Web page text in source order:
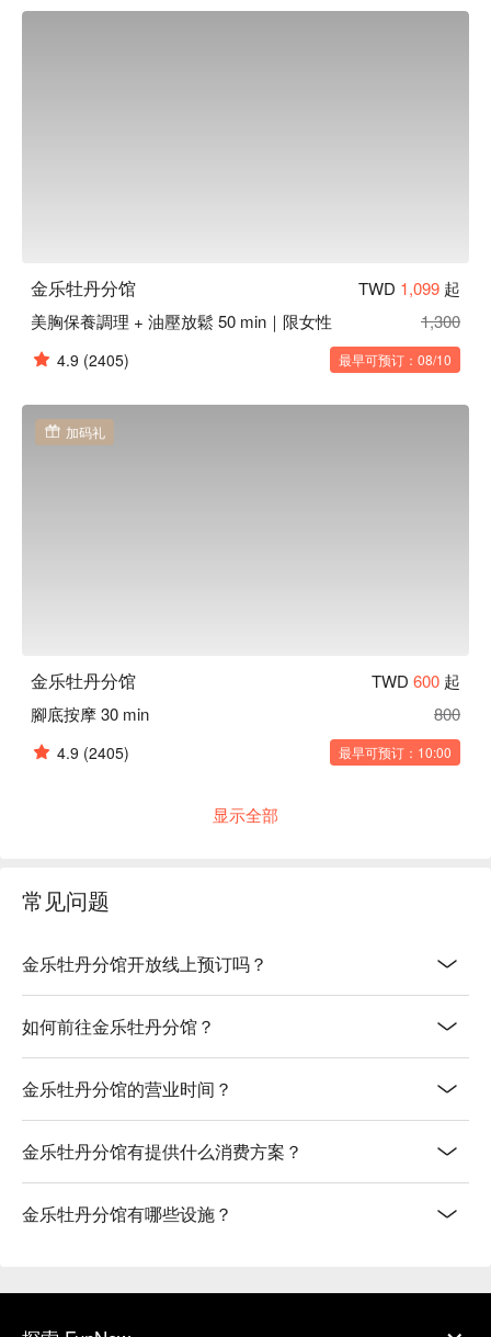
金乐牡丹分馆 TWD 1,099 起
美胸保養調理 + 油壓放鬆 50 min｜限女性
1,300
4.9 (2405) 最早可预订：08/10
加码礼
金乐牡丹分馆 TWD 600 起
腳底按摩 30 min
800
4.9 (2405) 最早可预订：10:00
显示全部
常见问题
金乐牡丹分馆开放线上预订吗？
如何前往金乐牡丹分馆？
金乐牡丹分馆的营业时间？
金乐牡丹分馆有提供什么消费方案？
金乐牡丹分馆有哪些设施？